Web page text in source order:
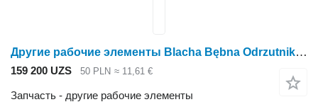
Другие рабочие элементы Blacha Bębna Odrzutnika для зерноуборочного комбайна Claas Dominator 86 | 88 | 96 | 98
159 200 UZS 50 PLN ≈ 11,61 €
Запчасть - другие рабочие элементы